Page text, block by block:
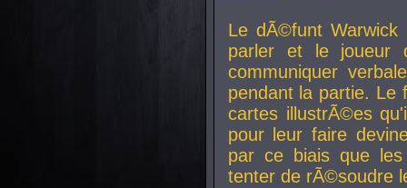
Le dÃ©funt Warwick
parler et le joueur
communiquer
pendant la partie. Le
cartes illustrÃ©es
pour leur faire
par ce biais que
tenter de rÃ©soudre